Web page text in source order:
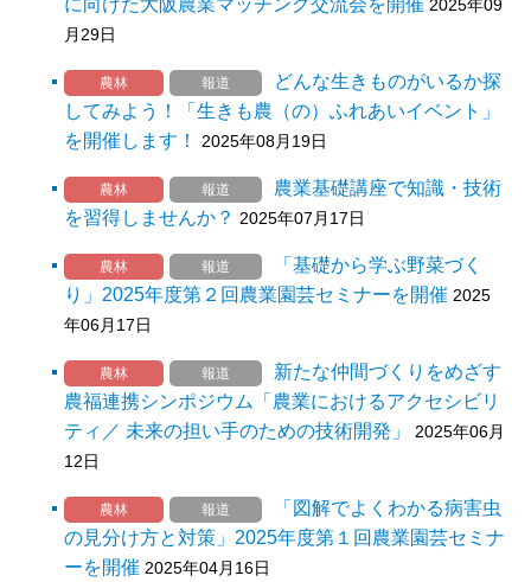
2025年09
月29日
農林 報道
どんな生きものがいるか探
してみよう！「生きも農（の）ふれあいイベント」
を開催します！
2025年08月19日
農林 報道
農業基礎講座で知識・技術
を習得しませんか？ 2025年07月17日
農林 報道
「基礎から学ぶ野菜づく
り」2025年度第２回農業園芸セミナーを開催 2025
年06月17日
農林 報道
新たな仲間づくりをめざす
農福連携シンポジウム「農業におけるアクセシビリ
ティ／ 未来の担い手のための技術開発」
2025年06月
12日
農林 報道
「図解でよくわかる病害虫
の見分け方と対策」2025年度第１回農業園芸セミナ
ーを開催 2025年04月16日